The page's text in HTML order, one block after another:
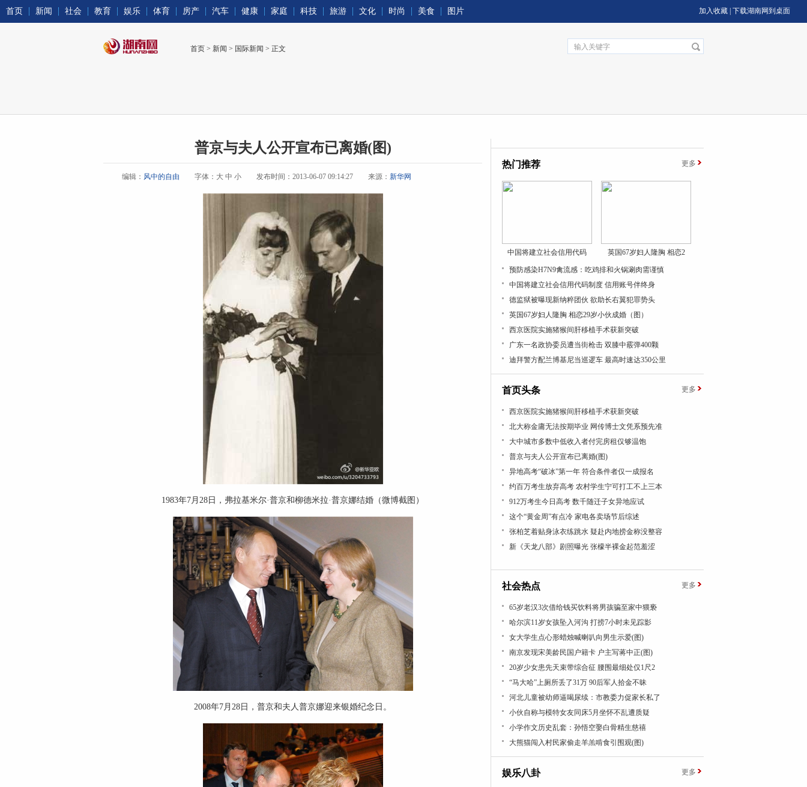
首页 新闻 社会 教育 娱乐 体育 房产 汽车 健康 家庭 科技 旅游 文化 时尚 美食 图片 加入收藏 下载湖南网到桌面
首页 > 新闻 > 国际新闻 > 正文
普京与夫人公开宣布已离婚(图)
编辑： 风中的自由 字体： 大 中 小 发布时间：2013-06-07 09:14:27 来源： 新华网
1983年7月28日，弗拉基米尔·普京和柳德米拉·普京娜结婚（微博截图）
2008年7月28日，普京和夫人普京娜迎来银婚纪念日。
热门推荐 更多
中国将建立社会信用代码 英国67岁妇人隆胸 相恋2
预防感染H7N9禽流感：吃鸡排和火锅涮肉需谨慎
中国将建立社会信用代码制度 信用账号伴终身
德监狱被曝现新纳粹团伙 欲助长右翼犯罪势头
英国67岁妇人隆胸 相恋29岁小伙成婚（图）
西京医院实施猪猴间肝移植手术获新突破
广东一名政协委员遭当街枪击 双膝中霰弹400颗
迪拜警方配兰博基尼当巡逻车 最高时速达350公里
首页头条 更多
西京医院实施猪猴间肝移植手术获新突破
北大称金庸无法按期毕业 网传博士文凭系预先准
大中城市多数中低收入者付完房租仅够温饱
普京与夫人公开宣布已离婚(图)
异地高考“破冰”第一年 符合条件者仅一成报名
约百万考生放弃高考 农村学生宁可打工不上三本
912万考生今日高考 数千随迁子女异地应试
这个“黄金周”有点冷 家电各卖场节后综述
张柏芝着贴身泳衣练跳水 疑赴内地捞金称没整容
新《天龙八部》剧照曝光 张檬半裸金起范羞涩
社会热点 更多
65岁老汉3次借给钱买饮料将男孩骗至家中猥亵
哈尔滨11岁女孩坠入河沟 打捞7小时未见踪影
女大学生点心形蜡烛喊喇叭向男生示爱(图)
南京发现宋美龄民国户籍卡 户主写蒋中正(图)
20岁少女患先天束带综合征 腰围最细处仅1尺2
“马大哈”上厕所丢了31万 90后军人拾金不昧
河北儿童被幼师逼喝尿续：市教委力促家长私了
小伙自称与模特女友同床5月坐怀不乱遭质疑
小学作文历史乱套：孙悟空娶白骨精生慈禧
大熊猫闯入村民家偷走羊羔啃食引围观(图)
娱乐八卦 更多